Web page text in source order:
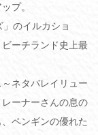
プ。
のイルカショ
ーチランド史上最
ネタバレイリュー
ーナーさんの息の
ペンギンの優れた